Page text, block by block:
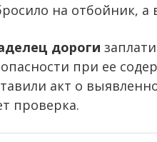
на отбойник, а
дороги
при ее
акт о
проверка.